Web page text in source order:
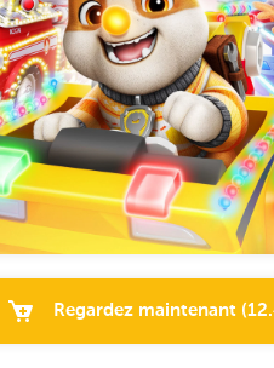
Regardez maintenant (